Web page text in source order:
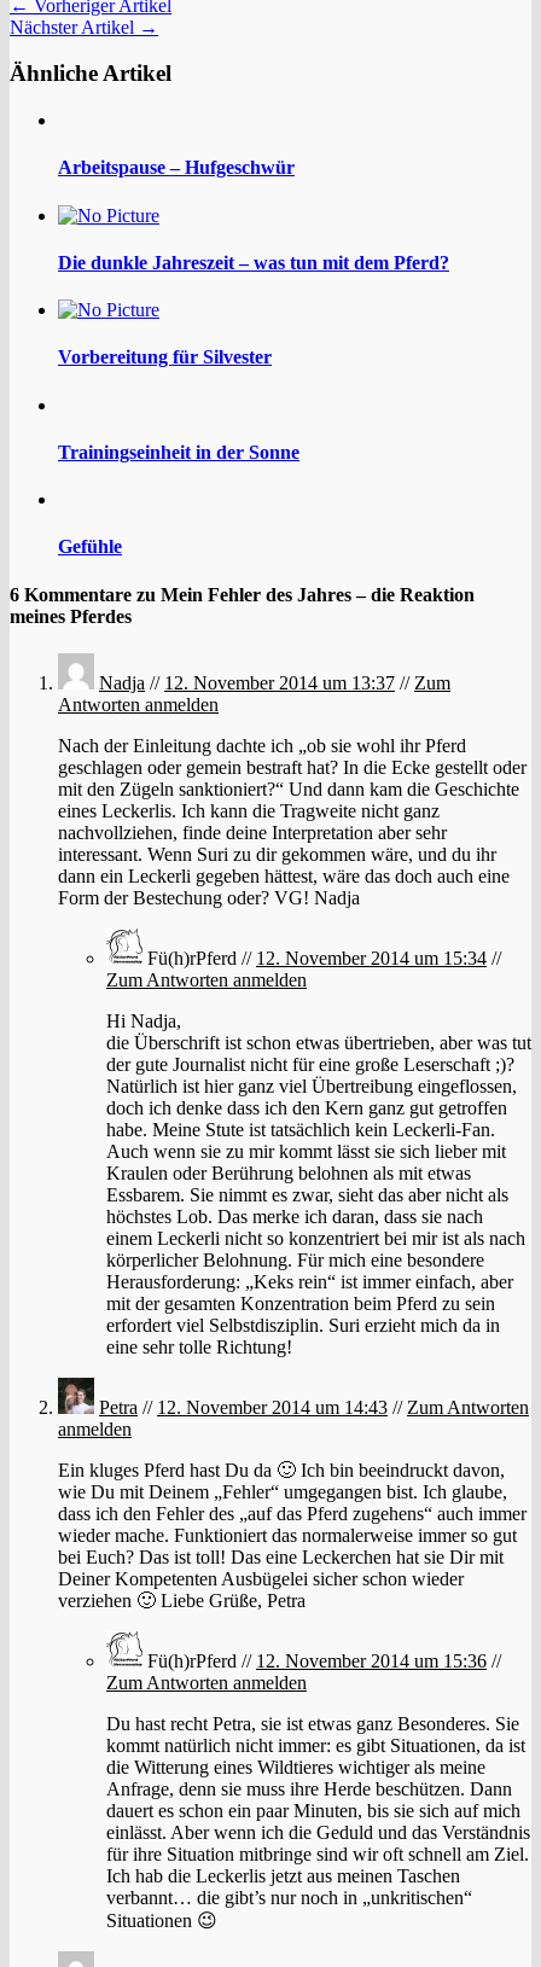
← Vorheriger Artikel
Nächster Artikel →
Ähnliche Artikel
Arbeitspause – Hufgeschwür
Die dunkle Jahreszeit – was tun mit dem Pferd?
Vorbereitung für Silvester
Trainingseinheit in der Sonne
Gefühle
6 Kommentare zu Mein Fehler des Jahres – die Reaktion
meines Pferdes
Nadja // 12. November 2014 um 13:37 // Zum
Antworten anmelden
Nach der Einleitung dachte ich „ob sie wohl ihr Pferd
geschlagen oder gemein bestraft hat? In die Ecke gestellt oder
mit den Zügeln sanktioniert?“ Und dann kam die Geschichte
eines Leckerlis. Ich kann die Tragweite nicht ganz
nachvollziehen, finde deine Interpretation aber sehr
interessant. Wenn Suri zu dir gekommen wäre, und du ihr
dann ein Leckerli gegeben hättest, wäre das doch auch eine
Form der Bestechung oder? VG! Nadja
Fü(h)rPferd // 12. November 2014 um 15:34 //
Zum Antworten anmelden
Hi Nadja,
die Überschrift ist schon etwas übertrieben, aber was tut
der gute Journalist nicht für eine große Leserschaft ;)?
Natürlich ist hier ganz viel Übertreibung eingeflossen,
doch ich denke dass ich den Kern ganz gut getroffen
habe. Meine Stute ist tatsächlich kein Leckerli-Fan.
Auch wenn sie zu mir kommt lässt sie sich lieber mit
Kraulen oder Berührung belohnen als mit etwas
Essbarem. Sie nimmt es zwar, sieht das aber nicht als
höchstes Lob. Das merke ich daran, dass sie nach
einem Leckerli nicht so konzentriert bei mir ist als nach
körperlicher Belohnung. Für mich eine besondere
Herausforderung: „Keks rein“ ist immer einfach, aber
mit der gesamten Konzentration beim Pferd zu sein
erfordert viel Selbstdisziplin. Suri erzieht mich da in
eine sehr tolle Richtung!
Petra // 12. November 2014 um 14:43 // Zum Antworten
anmelden
Ein kluges Pferd hast Du da 🙂 Ich bin beeindruckt davon,
wie Du mit Deinem „Fehler“ umgegangen bist. Ich glaube,
dass ich den Fehler des „auf das Pferd zugehens“ auch immer
wieder mache. Funktioniert das normalerweise immer so gut
bei Euch? Das ist toll! Das eine Leckerchen hat sie Dir mit
Deiner Kompetenten Ausbügelei sicher schon wieder
verziehen 🙂 Liebe Grüße, Petra
Fü(h)rPferd // 12. November 2014 um 15:36 //
Zum Antworten anmelden
Du hast recht Petra, sie ist etwas ganz Besonderes. Sie
kommt natürlich nicht immer: es gibt Situationen, da ist
die Witterung eines Wildtieres wichtiger als meine
Anfrage, denn sie muss ihre Herde beschützen. Dann
dauert es schon ein paar Minuten, bis sie sich auf mich
einlässt. Aber wenn ich die Geduld und das Verständnis
für ihre Situation mitbringe sind wir oft schnell am Ziel.
Ich hab die Leckerlis jetzt aus meinen Taschen
verbannt… die gibt’s nur noch in „unkritischen“
Situationen 😉